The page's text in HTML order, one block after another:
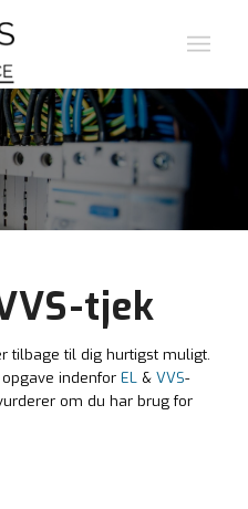
tjek
tilbage til dig hurtigst muligt.
indenfor EL& VVS-
om du har brug for